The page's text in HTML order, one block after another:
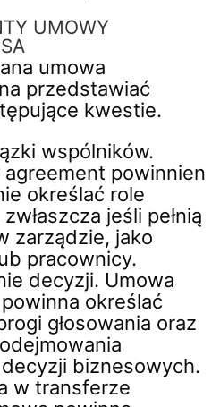
UMOWY
umowa
przedstawiać
kwestie.
wspólników.
agreement powinnien
określać role
jeśli pełnią
zarządzie, jako
pracownicy.
decyzji. Umowa
określać
głosowania oraz
biznesowych.
w transferze